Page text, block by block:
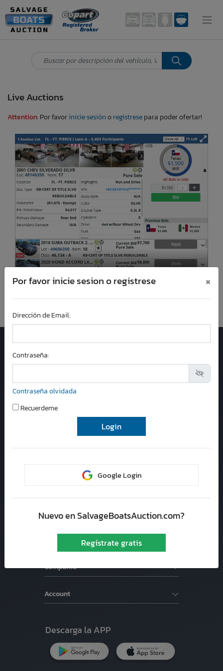
Live Auctions
Attention: Por favorinicie sesiónoregistresepara poder ofertar!
×
Por favor inicie sesion o registrese
Dirección de Email:
Contraseña:
Contraseña olvidada
Recuerdeme
Google Login
Nuevo en SalvageBoatsAuction.com?
Regístrate gratis
+1-954-573-6936
Servicio al Cliente
8 am - 5 pm (EST)
Correo:
contactus@salvageboatsauction.com
Florida
4811 Lyons Technology Parkway, Suite 9,
Subastas de Autos
Buscador de vehiculos
Compañía
Account
Descarga la APP